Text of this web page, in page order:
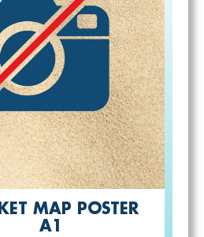
MAP POSTER
A1